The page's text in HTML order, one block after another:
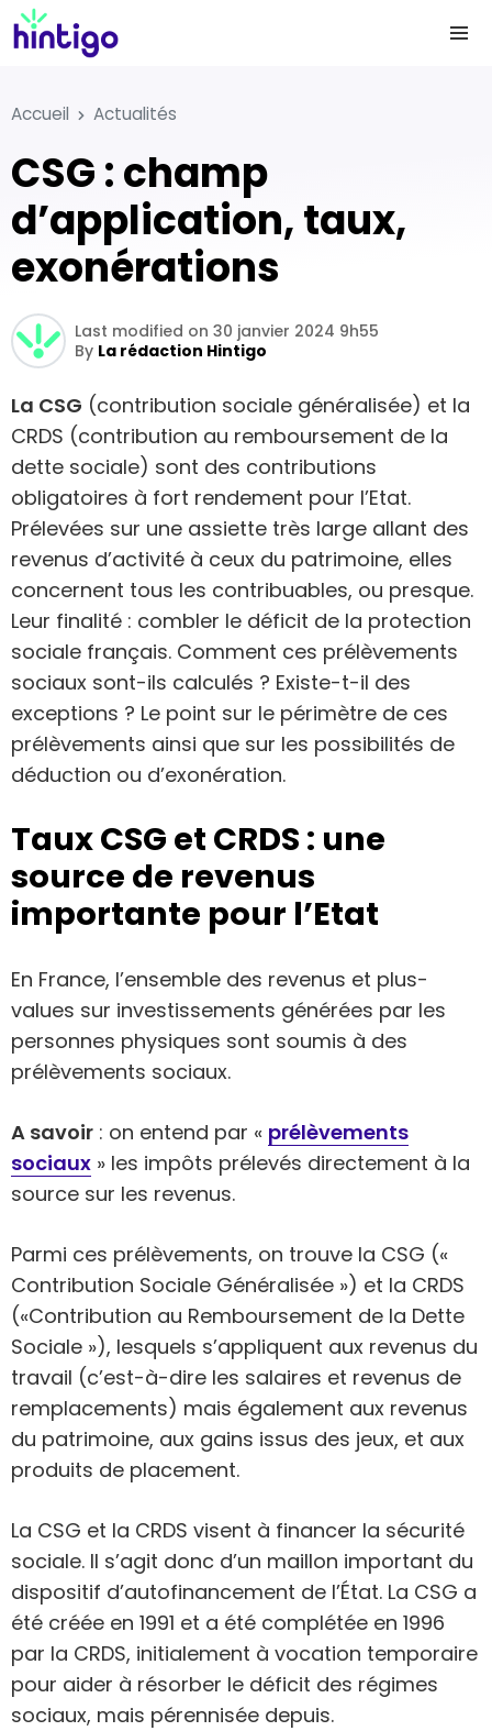
Accueil Actualités
CSG : champ
d’application, taux,
exonérations
By La rédaction Hintigo
Last modified on 30 janvier 2024 9h55
La CSG (contribution sociale généralisée) et la
CRDS (contribution au remboursement de la
dette sociale) sont des contributions
obligatoires à fort rendement pour l’Etat.
Prélevées sur une assiette très large allant des
revenus d’activité à ceux du patrimoine, elles
concernent tous les contribuables, ou presque.
Leur finalité : combler le déficit de la protection
sociale français. Comment ces prélèvements
sociaux sont-ils calculés ? Existe-t-il des
exceptions ? Le point sur le périmètre de ces
prélèvements ainsi que sur les possibilités de
déduction ou d’exonération.
Taux CSG et CRDS : une
source de revenus
importante pour l’Etat
En France, l’ensemble des revenus et plus-
values sur investissements générées par les
personnes physiques sont soumis à des
prélèvements sociaux.
A savoir : on entend par « prélèvements
sociaux » les impôts prélevés directement à la
source sur les revenus.
Parmi ces prélèvements, on trouve la CSG («
Contribution Sociale Généralisée ») et la CRDS
(«Contribution au Remboursement de la Dette
Sociale »), lesquels s’appliquent aux revenus du
travail (c’est-à-dire les salaires et revenus de
remplacements) mais également aux revenus
du patrimoine, aux gains issus des jeux, et aux
produits de placement.
La CSG et la CRDS visent à financer la sécurité
sociale. Il s’agit donc d’un maillon important du
dispositif d’autofinancement de l’État. La CSG a
été créée en 1991 et a été complétée en 1996
par la CRDS, initialement à vocation temporaire
pour aider à résorber le déficit des régimes
sociaux, mais pérennisée depuis.